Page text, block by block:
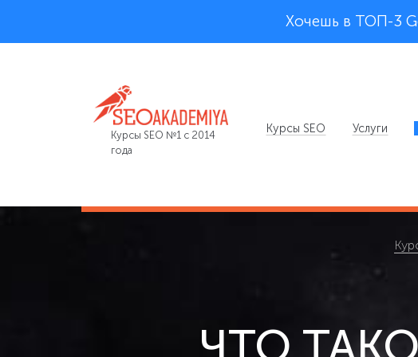
Хочешь в ТОП-3
Курсы SEO №1 с 2014
года
Курсы SEO Услуги
ЧТО